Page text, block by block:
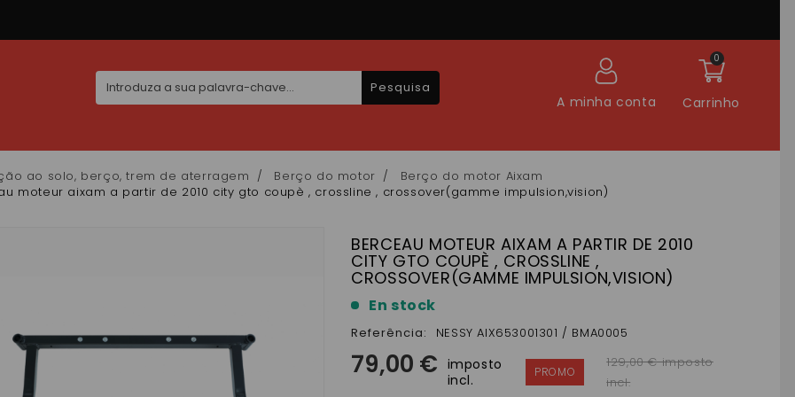
Carrinho
0
A minha conta
Pesquisa
ao solo, berço, trem de aterragem Berço do motor
Berço do motor Aixam
moteur aixam a partir de 2010 city gto coupè , crossline , crossover(gamme impulsion,vision)
BERCEAU MOTEUR AIXAM A PARTIR DE 2010
CITY GTO COUPÈ , CROSSLINE ,
CROSSOVER(GAMME IMPULSION,VISION)
En stock
Referência: NESSY AIX653001301 / BMA0005
79,00 € imposto
incl.
129,00 € imposto
incl.